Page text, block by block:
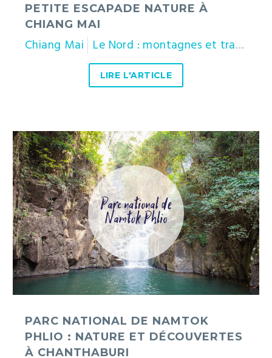
PETITE ESCAPADE NATURE À
CHIANG MAI
Chiang Mai Le Nord : montagnes et traditions
LIRE L'ARTICLE
Parc
national
de
Namtok
Phlio
:
nature
et
découvertes
à
Chanthaburi
PARC NATIONAL DE NAMTOK
PHLIO : NATURE ET DÉCOUVERTES
À CHANTHABURI